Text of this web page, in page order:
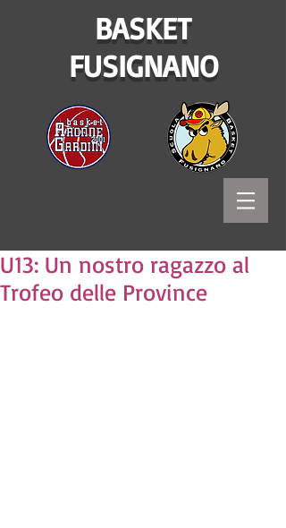
BASKET
FUSIGNANO
U13: Un nostro ragazzo al
Trofeo delle Province